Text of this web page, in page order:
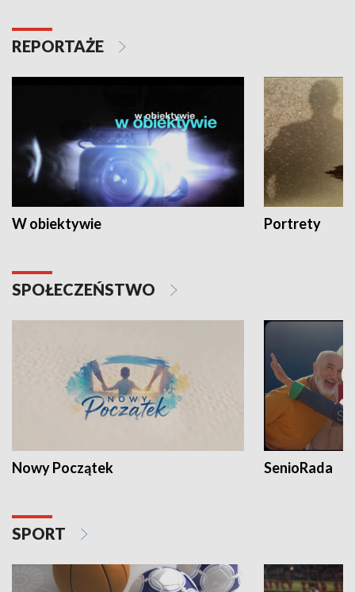
REPORTAŻE
W obiektywie Portrety
SPOŁECZEŃSTWO
Nowy Początek SenioRada
SPORT